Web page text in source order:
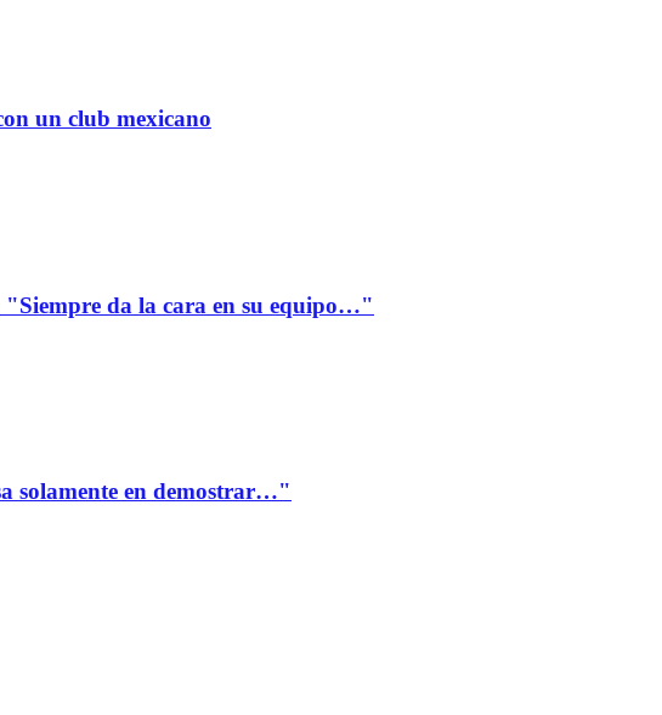
un club mexicano
da la cara en su equipo…"
solamente en demostrar…"